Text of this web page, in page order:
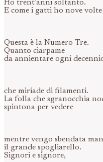
Ho trent’anni soltanto.
E come i gatti ho nove
Questa è la Numero Tre.
Quanto ciarpame
da annientare ogni
che miriade di filamenti.
La folla che sgranocchia
spintona per vedere
mentre vengo sbendata
il grande spogliarello.
Signori e signore,